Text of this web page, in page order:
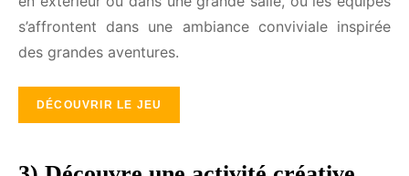
où les équipes s’affrontent dans une ambiance
conviviale inspirée des grandes aventures.
3) Découvre une activité créative